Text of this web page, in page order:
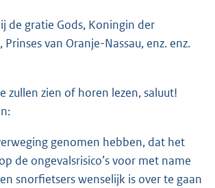
t
t
2
de gratie Gods, Koningin der
van Oranje-Nassau, enz. enz.
zullen zien of horen lezen, saluut!
genomen hebben, dat het
de ongevalsrisico’s voor met name
snorfietsers wenselijk is over te gaan